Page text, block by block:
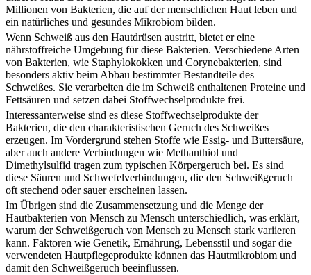
Millionen von Bakterien, die auf der menschlichen Haut leben und
ein natürliches und gesundes Mikrobiom bilden.
Wenn Schweiß aus den Hautdrüsen austritt, bietet er eine
nährstoffreiche Umgebung für diese Bakterien. Verschiedene Arten
von Bakterien, wie Staphylokokken und Corynebakterien, sind
besonders aktiv beim Abbau bestimmter Bestandteile des
Schweißes. Sie verarbeiten die im Schweiß enthaltenen Proteine und
Fettsäuren und setzen dabei Stoffwechselprodukte frei.
Interessanterweise sind es diese Stoffwechselprodukte der
Bakterien, die den charakteristischen Geruch des Schweißes
erzeugen. Im Vordergrund stehen Stoffe wie Essig- und Buttersäure,
aber auch andere Verbindungen wie Methanthiol und
Dimethylsulfid tragen zum typischen Körpergeruch bei. Es sind
diese Säuren und Schwefelverbindungen, die den Schweißgeruch
oft stechend oder sauer erscheinen lassen.
Im Übrigen sind die Zusammensetzung und die Menge der
Hautbakterien von Mensch zu Mensch unterschiedlich, was erklärt,
warum der Schweißgeruch von Mensch zu Mensch stark variieren
kann. Faktoren wie Genetik, Ernährung, Lebensstil und sogar die
verwendeten Hautpflegeprodukte können das Hautmikrobiom und
damit den Schweißgeruch beeinflussen.